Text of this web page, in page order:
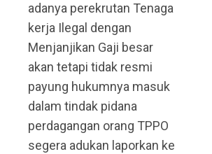
adanya perekrutan Tenaga
kerja Ilegal dengan
Menjanjikan Gaji besar
akan tetapi tidak resmi
payung hukumnya masuk
dalam tindak pidana
perdagangan orang TPPO
segera adukan laporkan ke